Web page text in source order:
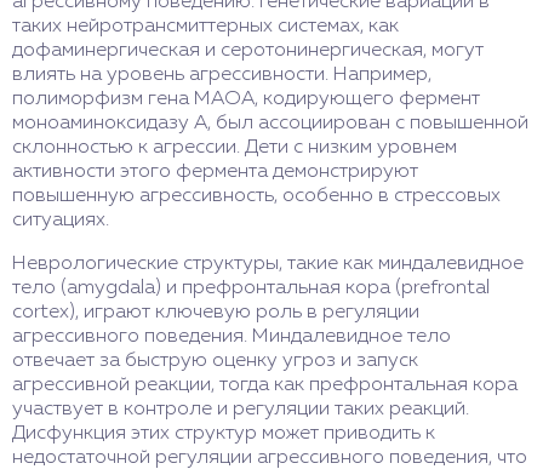
таких нейротрансмиттерных системах, как
дофаминергическая и серотонинергическая, могут
влиять на уровень агрессивности. Например,
полиморфизм гена MAOA, кодирующего фермент
моноаминоксидазу А, был ассоциирован с повышенной
склонностью к агрессии. Дети с низким уровнем
активности этого фермента демонстрируют
повышенную агрессивность, особенно в стрессовых
ситуациях.
Неврологические структуры, такие как миндалевидное
тело (amygdala) и префронтальная кора (prefrontal
cortex), играют ключевую роль в регуляции
агрессивного поведения. Миндалевидное тело
отвечает за быструю оценку угроз и запуск
агрессивной реакции, тогда как префронтальная кора
участвует в контроле и регуляции таких реакций.
Дисфункция этих структур может приводить к
недостаточной регуляции агрессивного поведения, что